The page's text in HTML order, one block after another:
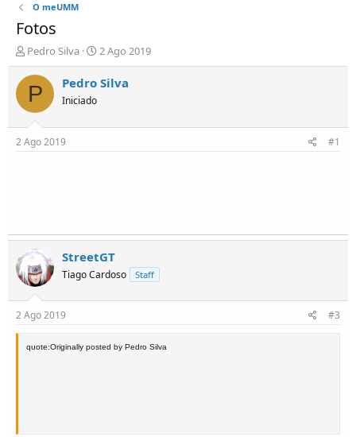
O meUMM
Fotos
I
n
i
i
d
o
p
i
c
o
Pedro Silva
D
a
t
2 Ago 2019
P Pedro Silva
Iniciado
2 Ago 2019 #1
StreetGT
Tiago Cardoso Staff
2 Ago 2019 #3
quote:Originally posted by Pedro Silva